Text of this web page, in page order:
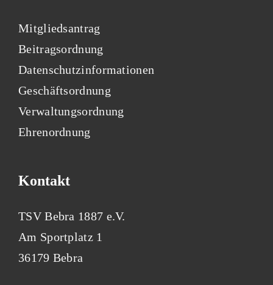
Mitgliedsantrag
Beitragsordnung
Datenschutzinformationen
Geschäftsordnung
Verwaltungsordnung
Ehrenordnung
Kontakt
TSV Bebra 1887 e.V.
Am Sportplatz 1
36179 Bebra